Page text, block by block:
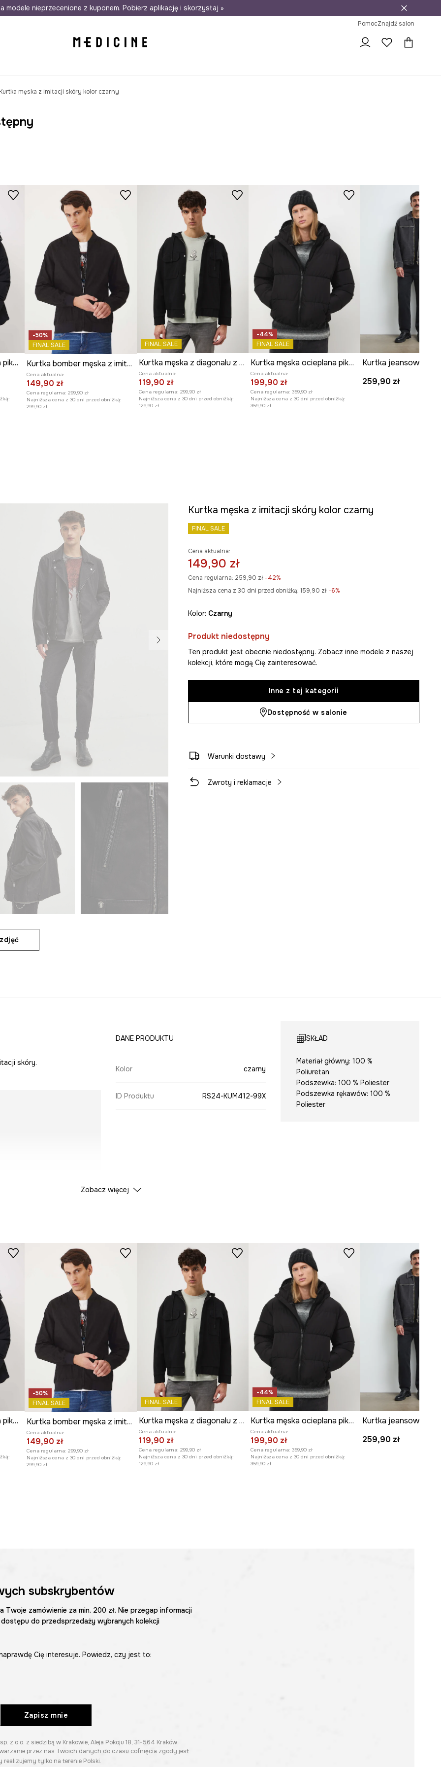
w 24h Darmowa dostawa do salonów 30 dni na zwrot
modele nieprzecenione z kuponem. Pobierz aplikację i skorzystaj »
PomocZnajdź salon
Kurtka męska z imitacji skóry kolor czarny
Kurtka męska ocieplana pikowana
-50%
FINAL SALE
Kurtka bomber męska z imitacji zamszu kolor czarny
Cena aktualna:
149,90 zł
Cena regularna: 299,90 zł
Najniższa cena z 30 dni przed obniżką:
299,90 zł
FINAL SALE
Kurtka męska z diagonalu z kapturem
Cena aktualna:
119,90 zł
Cena regularna: 299,90 zł
Najniższa cena z 30 dni przed obniżką:
129,90 zł
-44%
FINAL SALE
Kurtka męska ocieplana pikowana
Cena aktualna:
199,90 zł
Cena regularna: 359,90 zł
Najniższa cena z 30 dni przed obniżką:
359,90 zł
259,90 zł
Kurtka męska z imitacji skóry kolor czarny
FINAL SALE
Cena aktualna:
149,90 zł
Cena regularna: 259,90 zł-42%
Najniższa cena z 30 dni przed obniżką: 159,90 zł -6%
Kolor: czarny
Produkt niedostępny
Ten produkt jest obecnie niedostępny. Zobacz inne modele z naszej
kolekcji, które mogą Cię zainteresować.
Inne z tej kategorii
Dostępność w salonie
Warunki dostawy
Zwroty i reklamacje
skóry.
produktu*, aby ułatwić
i dokonaj
DANE PRODUKTU
Kolor czarny
ID Produktu RS24-KUM412-99X
SKŁAD
Materiał główny: 100 %
Poliuretan
Podszewka: 100 % Poliester
Podszewka rękawów: 100 %
Poliester
Zobacz więcej
Kurtka męska ocieplana pikowana
-50%
FINAL SALE
Kurtka bomber męska z imitacji zamszu kolor czarny
Cena aktualna:
149,90 zł
Cena regularna: 299,90 zł
Najniższa cena z 30 dni przed obniżką:
299,90 zł
FINAL SALE
Kurtka męska z diagonalu z kapturem
Cena aktualna:
119,90 zł
Cena regularna: 299,90 zł
Najniższa cena z 30 dni przed obniżką:
129,90 zł
-44%
FINAL SALE
Kurtka męska ocieplana pikowana
Cena aktualna:
199,90 zł
Cena regularna: 359,90 zł
Najniższa cena z 30 dni przed obniżką:
359,90 zł
259,90 zł
subskrybentów
zamówienie za min. 200 zł. Nie przegap informacji
do przedsprzedaży wybranych kolekcji
Cię interesuje. Powiedz, czy jest to:
Zapisz mnie
o.o. z siedzibą w Krakowie, Aleja Pokoju 18, 31-564 Kraków.
przez nas Twoich danych do czasu cofnięcia zgody jest
realizujemy tylko na terenie Polski.